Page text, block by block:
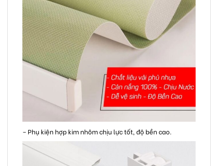
– Phụ kiện hợp kim nhôm chịu lực tốt, độ bền cao.